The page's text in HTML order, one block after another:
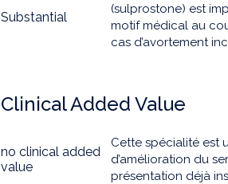
Substantial
(sulprostone) est
motif médical au
cas d’avortement
Clinical Added Value
no clinical added
value
Cette spécialité est
d’amélioration du
présentation déjà